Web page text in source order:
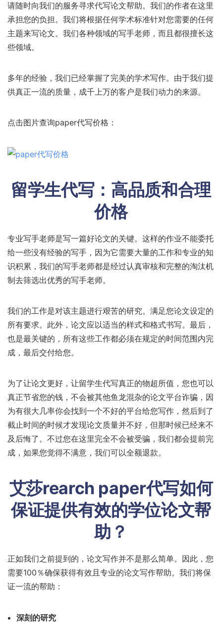
请随时向我们的服务寻求代写论文帮助。我们的作者在这里
承担您的负担。我们将根据任何学术标准针对您需要的任何
主题来写论文。我们各种领域的写手老师，而且都很擅长这
些领域。
多年的经验，我们已经掌握了完美的学术写作。由于我们提
供真正一流的质量，成千上万的客户是我们动力的来源。
点击图片查询paper代写价格：
留学生代写：高品质和合理
价格
专业写手老师是写一篇好论文的关键。这样的作业不能委托
给一些没有经验的写手，因为它需要大量的工作和专业的知
识积累，我们的写手老师都是经过认真审核和完整的淘汰机
制去筛选出优秀的写手老师。
我们的工作是对该主题进行艰苦的研究。满足您论文设定的
所有要求。此外，论文应以适当的样式和格式书写。最后，
也是最关键的，所有这些工作都必须在规定的时间范围内完
成，最后交付给您。
为了让论文更好，让留学生代写真正的物超所值，您也可以
真正节省您的钱，不会被其他鱼龙混杂的论文平台诈骗，因
为有很大几率你会找到一个不好的平台给您写作，然后到了
截止时间的时候才发现论文质量并不好，但那时候已经来不
及后悔了。不过您在这里完全不会被受骗，我们都会提前完
成，如果您觉得不满意，我们可以全额退款。
艾莎rearch paper代写如何
保证提供有效的学位论文帮
助？
正如我们之前提到的，论文写作并不是那么简单。因此，您
需要100％确保获得有效且专业的论文写作帮助。我们将保
证一流的帮助：
深刻的研究